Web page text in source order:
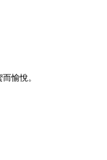
愉悅。